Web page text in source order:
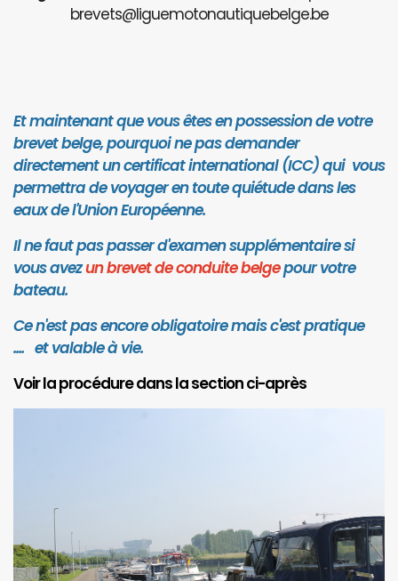
brevets@liguemotonautiquebelge.be
Et maintenant que vous êtes en possession de votre
brevet belge, pourquoi ne pas demander
directement un certificat international (ICC) qui vous
permettra de voyager en toute quiétude dans les
eaux de l'Union Européenne.
Il ne faut pas passer d'examen supplémentaire si
vous avezun brevet de conduite belgepour votre
bateau.
Ce n'est pas encore obligatoire mais c'est pratique
.... et valable à vie.
Voir la procédure dans la section ci-après